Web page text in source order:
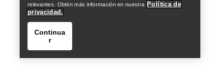
relevantes. Obtén más información en nuestra Política de
privacidad.
Continua
r